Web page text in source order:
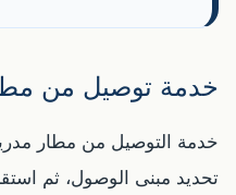
خدمة توصيل من
خدمة التوصيل من مطار
تحديد مبنى الوصول، ثم